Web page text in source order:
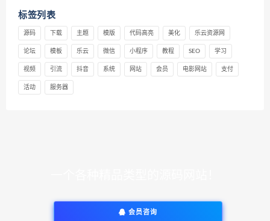
标签列表
源码 下载 主题 模版 代码高亮 美化 乐云资源网
论坛 模板 乐云 微信 小程序 教程 SEO 学习
视频 引流 抖音 系统 网站 会员 电影网站 支付
活动 服务器
会员咨询